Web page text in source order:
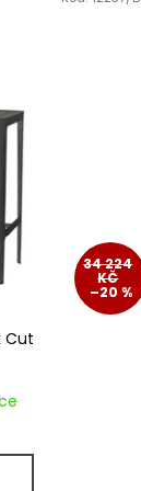
34 224
KČ
–20 %
Cut